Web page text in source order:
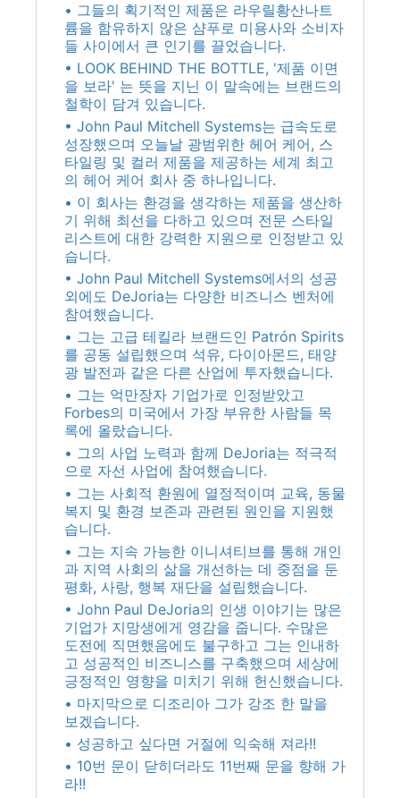
• 그들의 획기적인 제품은 라우릴황산나트
륨을 함유하지 않은 샴푸로 미용사와 소비자
들 사이에서 큰 인기를 끌었습니다.
• LOOK BEHIND THE BOTTLE, '제품 이면
을 보라' 는 뜻을 지닌 이 말속에는 브랜드의
철학이 담겨 있습니다.
• John Paul Mitchell Systems는 급속도로
성장했으며 오늘날 광범위한 헤어 케어, 스
타일링 및 컬러 제품을 제공하는 세계 최고
의 헤어 케어 회사 중 하나입니다.
• 이 회사는 환경을 생각하는 제품을 생산하
기 위해 최선을 다하고 있으며 전문 스타일
리스트에 대한 강력한 지원으로 인정받고 있
습니다.
• John Paul Mitchell Systems에서의 성공
외에도 DeJoria는 다양한 비즈니스 벤처에
참여했습니다.
• 그는 고급 테킬라 브랜드인 Patrón Spirits
를 공동 설립했으며 석유, 다이아몬드, 태양
광 발전과 같은 다른 산업에 투자했습니다.
• 그는 억만장자 기업가로 인정받았고
Forbes의 미국에서 가장 부유한 사람들 목
록에 올랐습니다.
• 그의 사업 노력과 함께 DeJoria는 적극적
으로 자선 사업에 참여했습니다.
• 그는 사회적 환원에 열정적이며 교육, 동물
복지 및 환경 보존과 관련된 원인을 지원했
습니다.
• 그는 지속 가능한 이니셔티브를 통해 개인
과 지역 사회의 삶을 개선하는 데 중점을 둔
평화, 사랑, 행복 재단을 설립했습니다.
• John Paul DeJoria의 인생 이야기는 많은
기업가 지망생에게 영감을 줍니다. 수많은
도전에 직면했음에도 불구하고 그는 인내하
고 성공적인 비즈니스를 구축했으며 세상에
긍정적인 영향을 미치기 위해 헌신했습니다.
• 마지막으로 디조리아 그가 강조 한 말을
보겠습니다.
• 성공하고 싶다면 거절에 익숙해 져라!!
• 10번 문이 닫히더라도 11번째 문을 향해 가
라!!